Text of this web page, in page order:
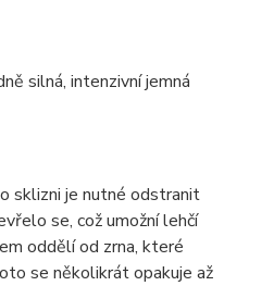
silná, intenzivní jemná
sklizni je nutné odstranit
se, což umožní lehčí
oddělí od zrna, které
se několikrát opakuje až